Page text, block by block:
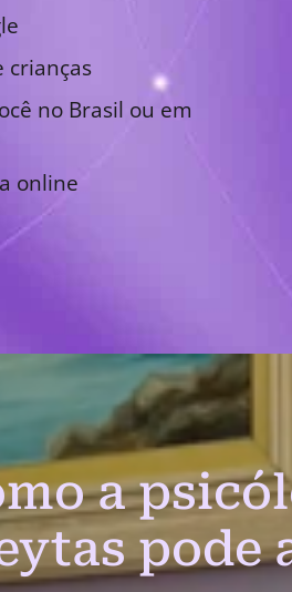
crianças
no Brasil ou em
online
a
pode